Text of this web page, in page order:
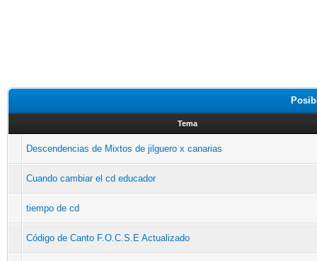
Tema
Descendencias de Mixtos de jilguero x canarias
Cuando cambiar el cd educador
tiempo de cd
Código de Canto F.O.C.S.E Actualizado